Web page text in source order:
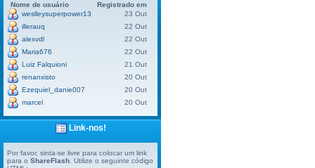
Nome de usuário
Registrado em
weslleysuperpower13
23 Out
illerauq
22 Out
alexvdl
22 Out
Maria676
22 Out
Luiz Falquioni
21 Out
renanxisto
20 Out
Ezequiel_danie007
20 Out
marcel
20 Out
Link-nos!
Por favor, sinta-se livre para colocar um link
para o ShareFlash. Utilize o seguinte código